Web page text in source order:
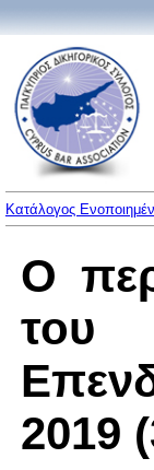
Κατάλογος
Ο
του
2019